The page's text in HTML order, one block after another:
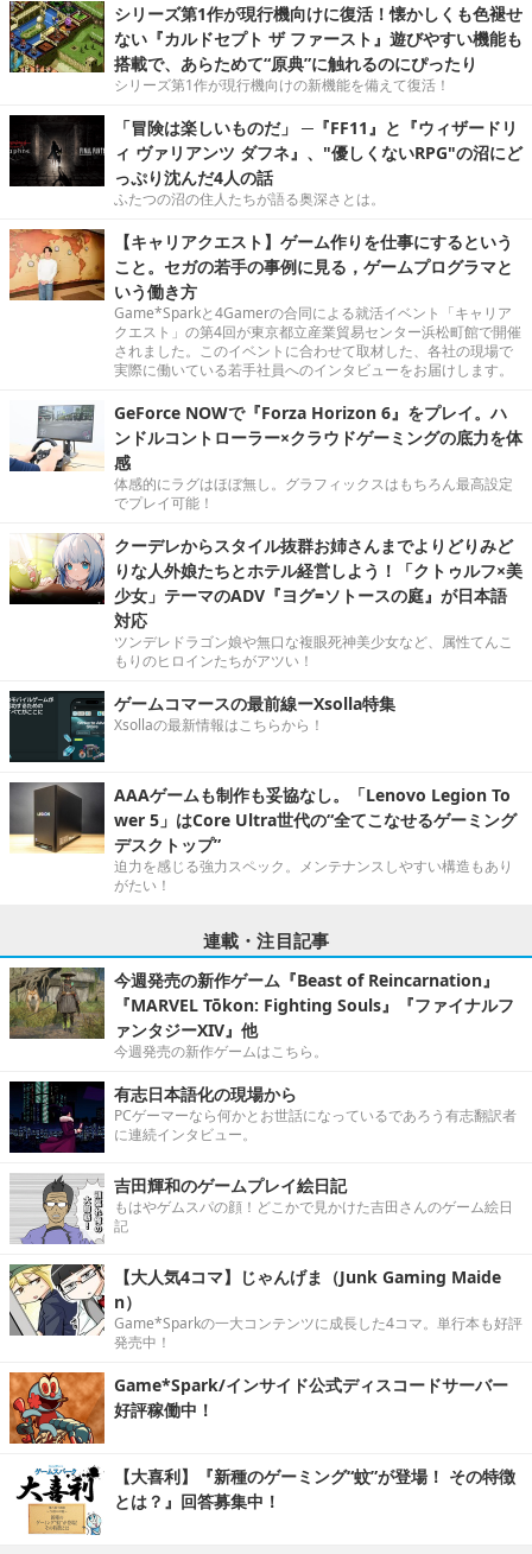
シリーズ第1作が現行機向けに復活！懐かしくも色褪せ
ない『カルドセプト ザ ファースト』遊びやすい機能も
搭載で、あらためて“原典”に触れるのにぴったり
シリーズ第1作が現行機向けの新機能を備えて復活！
「冒険は楽しいものだ」 ─『FF11』と『ウィザードリ
ィ ヴァリアンツ ダフネ』、"優しくないRPG"の沼にど
っぷり沈んだ4人の話
ふたつの沼の住人たちが語る奥深さとは。
【キャリアクエスト】ゲーム作りを仕事にするという
こと。セガの若手の事例に見る，ゲームプログラマと
いう働き方
Game*Sparkと4Gamerの合同による就活イベント「キャリア
クエスト」の第4回が東京都立産業貿易センター浜松町館で開催
されました。このイベントに合わせて取材した、各社の現場で
実際に働いている若手社員へのインタビューをお届けします。
GeForce NOWで『Forza Horizon 6』をプレイ。ハ
ンドルコントローラー×クラウドゲーミングの底力を体
感
体感的にラグはほぼ無し。グラフィックスはもちろん最高設定
でプレイ可能！
クーデレからスタイル抜群お姉さんまでよりどりみど
りな人外娘たちとホテル経営しよう！「クトゥルフ×美
少女」テーマのADV『ヨグ=ソトースの庭』が日本語
対応
ツンデレドラゴン娘や無口な複眼死神美少女など、属性てんこ
もりのヒロインたちがアツい！
ゲームコマースの最前線ーXsolla特集
Xsollaの最新情報はこちらから！
AAAゲームも制作も妥協なし。「Lenovo Legion To
wer 5」はCore Ultra世代の“全てこなせるゲーミング
デスクトップ”
迫力を感じる強力スペック。メンテナンスしやすい構造もあり
がたい！
連載・注目記事
今週発売の新作ゲーム『Beast of Reincarnation』
『MARVEL Tōkon: Fighting Souls』『ファイナルフ
ァンタジーXIV』他
今週発売の新作ゲームはこちら。
有志日本語化の現場から
PCゲーマーなら何かとお世話になっているであろう有志翻訳者
に連続インタビュー。
吉田輝和のゲームプレイ絵日記
もはやゲムスパの顔！どこかで見かけた吉田さんのゲーム絵日
記
【大人気4コマ】じゃんげま（Junk Gaming Maide
n）
Game*Sparkの一大コンテンツに成長した4コマ。単行本も好評
発売中！
Game*Spark/インサイド公式ディスコードサーバー
好評稼働中！
【大喜利】『新種のゲーミング“蚊”が登場！ その特徴
とは？』回答募集中！